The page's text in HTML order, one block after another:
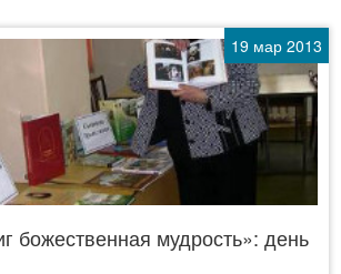
19 мар 2013
божественная мудрость»: день